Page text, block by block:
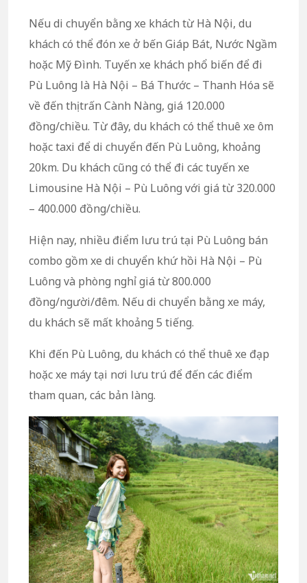
Nếu di chuyển bằng xe khách từ Hà Nội, du
khách có thể đón xe ở bến Giáp Bát, Nước Ngầm
hoặc Mỹ Đình. Tuyến xe khách phổ biến để đi
Pù Luông là Hà Nội – Bá Thước – Thanh Hóa sẽ
về đến thị trấn Cành Nàng, giá 120.000
đồng/chiều. Từ đây, du khách có thể thuê xe ôm
hoặc taxi để di chuyển đến Pù Luông, khoảng
20km. Du khách cũng có thể đi các tuyến xe
Limousine Hà Nội – Pù Luông với giá từ 320.000
– 400.000 đồng/chiều.
Hiện nay, nhiều điểm lưu trú tại Pù Luông bán
combo gồm xe di chuyển khứ hồi Hà Nội – Pù
Luông và phòng nghỉ giá từ 800.000
đồng/người/đêm. Nếu di chuyển bằng xe máy,
du khách sẽ mất khoảng 5 tiếng.
Khi đến Pù Luông, du khách có thể thuê xe đạp
hoặc xe máy tại nơi lưu trú để đến các điểm
tham quan, các bản làng.